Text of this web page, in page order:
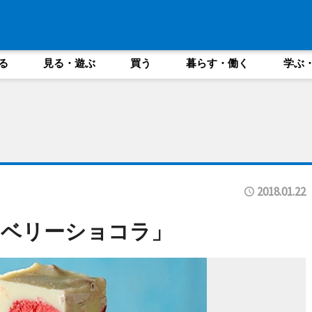
見る・遊ぶ 買う 暮らす・働く 学ぶ
2018.01.22
リーショコラ」